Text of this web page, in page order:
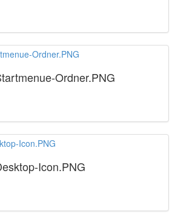
Ordner.PNG
Icon.PNG